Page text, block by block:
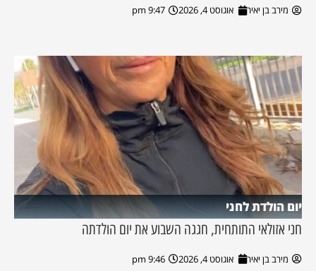
מירב בן יאיר אוגוסט 4, 2026 9:47 pm
יום הולדת לחני
חני אזולאי התותחית, חגגה השבוע את יום הולדתה
מירב בן יאיר אוגוסט 4, 2026 9:46 pm